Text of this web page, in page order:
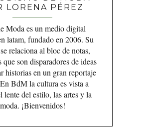
LORENA PÉREZ
Moda es un medio digital
latam, fundado en 2006. Su
relaciona al bloc de notas,
que son disparadores de ideas
historias en un gran reportaje
BdM la cultura es vista a
lente del estilo, las artes y la
moda. ¡Bienvenidos!